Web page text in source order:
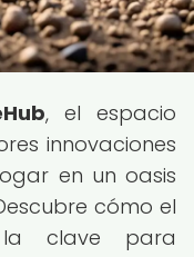
, el espacio
innovaciones
en un oasis
cómo el
la clave para